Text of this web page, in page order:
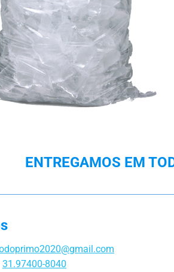
ENTREGAMOS EM
31.97400-8040